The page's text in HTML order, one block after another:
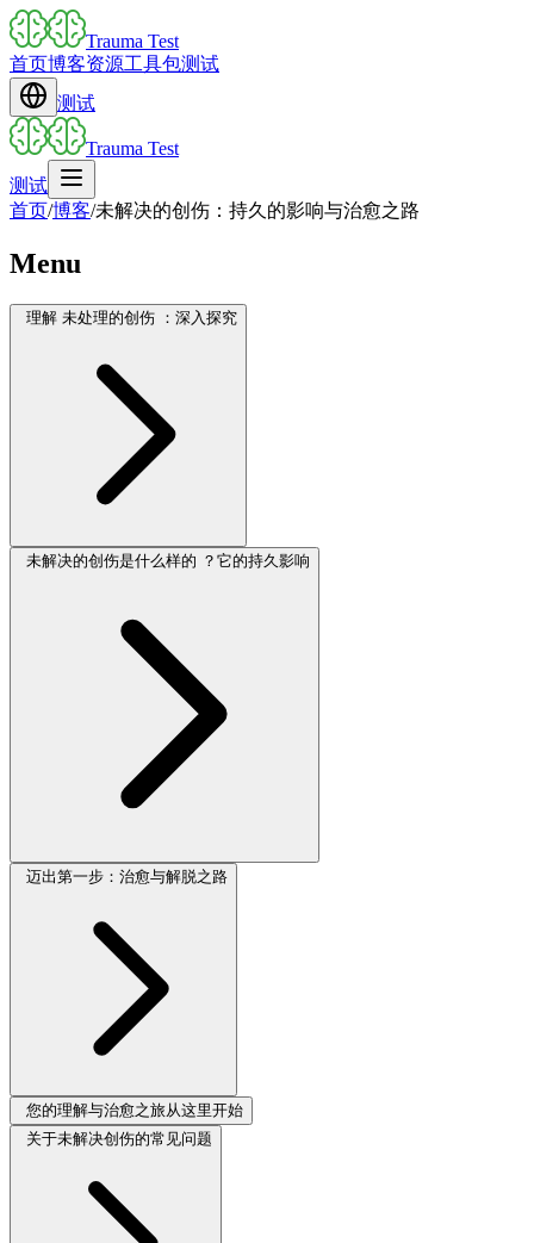
Trauma Test
首页博客资源工具包测试
测试
Trauma Test
测试
首页/博客/未解决的创伤：持久的影响与治愈之路
Menu
理解 未处理的创伤 ：深入探究
未解决的创伤是什么样的 ？它的持久影响
迈出第一步：治愈与解脱之路
您的理解与治愈之旅从这里开始
关于未解决创伤的常见问题